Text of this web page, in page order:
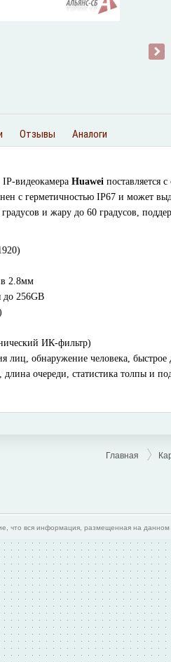
›
Отзывы Аналоги
видеокамера Huawei поставляется
с герметичностью IP67 и может
и жару до 60 градусов,
2.8мм
до 256GB
ИК-фильтр)
лиц, обнаружение человека,
очереди, статистика толпы и
Главная
что вся информация, размещенная на данном